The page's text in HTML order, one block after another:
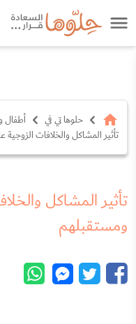
حلوها تي في أطفال
تأثير المشاكل والخلافات الزوجية
تأثير المشاكل
ومستقبلهم